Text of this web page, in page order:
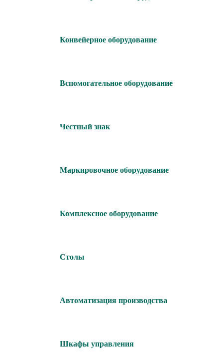
Конвейерное оборудование
Вспомогательное оборудование
Честный знак
Маркировочное оборудование
Комплексное оборудование
Столы
Автоматизация производства
Шкафы управления